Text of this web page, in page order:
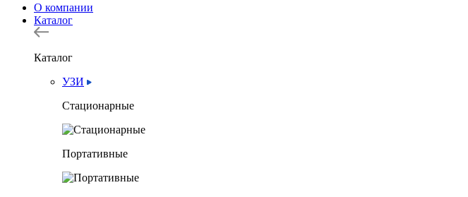
О компании
Каталог
Каталог
УЗИ
Стационарные
Портативные